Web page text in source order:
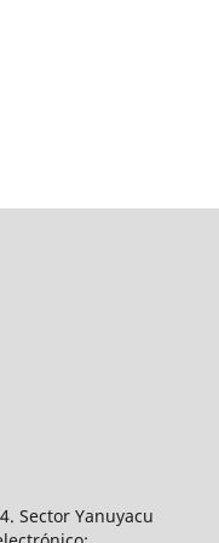
Sector Yanuyacu